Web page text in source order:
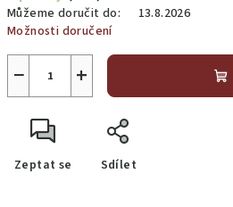
Můžeme doručit do:
13.8.2026
Možnosti doručení
+
−
Zeptat se Sdílet